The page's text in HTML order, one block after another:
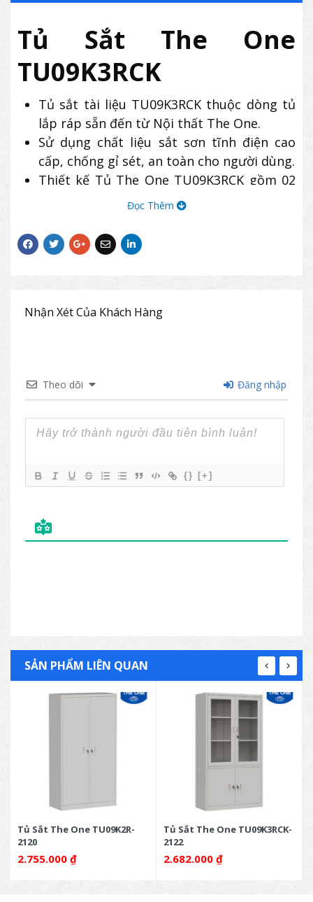
Tủ Sắt The One
TU09K3RCK
Tủ sắt tài liệu TU09K3RCK thuộc dòng tủ
lắp ráp sẵn đến từ Nội thất The One.
Sử dụng chất liệu sắt sơn tĩnh điện cao
cấp, chống gỉ sét, an toàn cho người dùng.
Thiết kế Tủ The One TU09K3RCK gồm 02
cánh kính mở.
Khoang dưới có 2 cánh sắt mở.
Đọc Thêm
Nhận Xét Của Khách Hàng
Theo dõi Đăng nhập
{} [+]
SẢN PHẨM LIÊN QUAN
Tủ Sắt The One TU09K2R-
2120
2.755.000 ₫
Tủ Sắt The One TU09K3RCK-
2122
2.682.000 ₫